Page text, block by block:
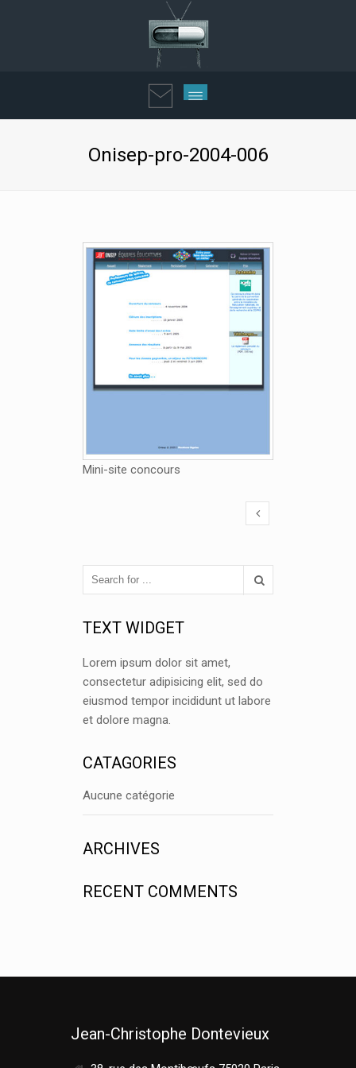
Onisep-pro-2004-006
Mini-site concours
TEXT WIDGET
Lorem ipsum dolor sit amet,
consectetur adipisicing elit, sed do
eiusmod tempor incididunt ut labore
et dolore magna.
CATAGORIES
Aucune catégorie
ARCHIVES
RECENT COMMENTS
Jean-Christophe Dontevieux